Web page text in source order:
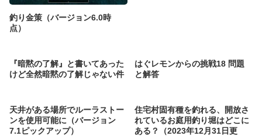
釣り金策（バージョン6.0時
点）
『暗黙の了解』と書いてあった
けど全然暗黙の了解じゃない件
はぐレモンからの挑戦18 問題
と解答
天井がある場所でルーラストー
ンを使用可能に（バージョン
7.1ピックアップ）
住宅村固有種を釣れる、開放さ
れているお庭用釣り堀はどこに
ある？（2023年12月31日更